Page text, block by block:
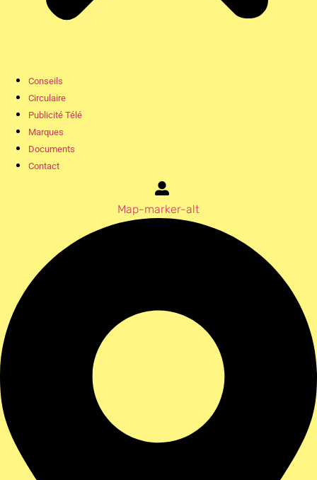
Conseils
Circulaire
Publicité Télé
Marques
Documents
Contact
Map-marker-alt